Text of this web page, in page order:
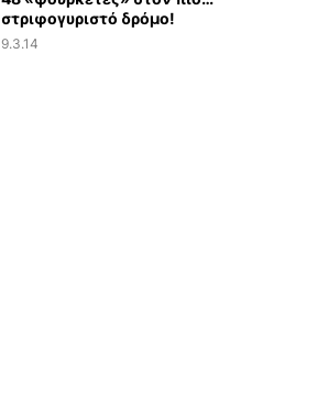
στριφογυριστό δρόμο!
9.3.14